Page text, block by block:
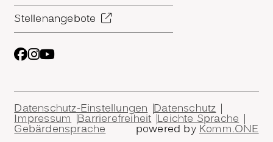
Stellenangebote
Datenschutz-Einstellungen Datenschutz
Impressum Barrierefreiheit Leichte Sprache
Gebärdensprache powered by Komm.ONE